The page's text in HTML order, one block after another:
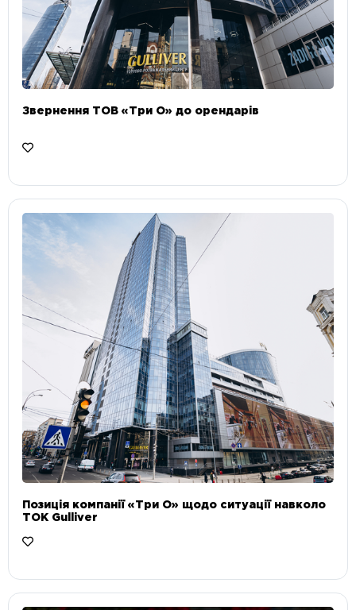
Звернення ТОВ «Три О» до орендарів
Позиція компанії «Три О» щодо ситуації навколо
ТОК Gulliver